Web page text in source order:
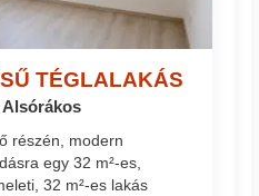
TÉGLALAKÁS
Alsórákos
részén, modern
egy 32 m²-es,
32 m²-es lakás